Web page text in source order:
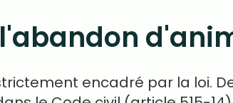
encadré par la loi.